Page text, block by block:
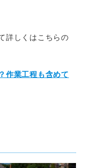
詳しくはこちらの
作業工程も含めて